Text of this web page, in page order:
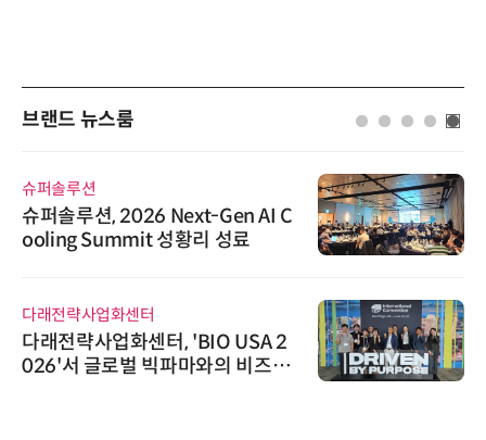
브랜드 뉴스룸
슈퍼솔루션
슈퍼솔루션, 2026 Next-Gen AI C
ooling Summit 성황리 성료
다래전략사업화센터
다래전략사업화센터, 'BIO USA 2
026'서 글로벌 빅파마와의 비즈니